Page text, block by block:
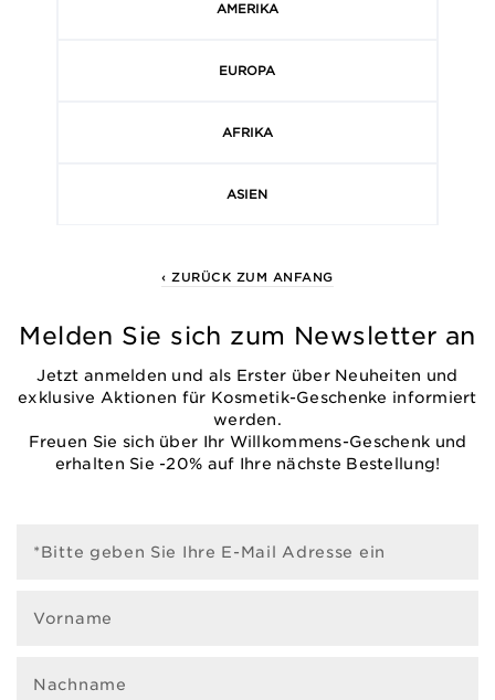
AMERIKA
EUROPA
AFRIKA
ASIEN
‹ ZURÜCK ZUM ANFANG
Melden Sie sich zum Newsletter an
Jetzt anmelden und als Erster über Neuheiten und
exklusive Aktionen für Kosmetik-Geschenke informiert
werden.
Freuen Sie sich über Ihr Willkommens-Geschenk und
erhalten Sie -20% auf Ihre nächste Bestellung!
*Bitte geben Sie Ihre E-Mail Adresse ein
Vorname
Nachname